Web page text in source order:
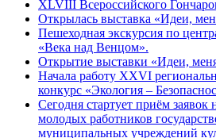
XLVIII Всероссийского
Открылась выставка «Идеи,
Пешеходная экскурсия по
«Века над Венцом».
Открытие выставки «Идеи,
Начала работу XXVI
конкурс «Экология –
Сегодня стартует приём заявок
молодых работников
муниципальных учреждений